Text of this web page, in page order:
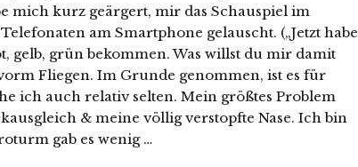
mich kurz geärgert, mir das Schauspiel im
am Smartphone gelauscht. („Jetzt habe
gelb, grün bekommen. Was willst du mir damit
Fliegen. Im Grunde genommen, ist es für
ich auch relativ selten. Mein größtes Problem
& meine völlig verstopfte Nase. Ich bin
gab es wenig …